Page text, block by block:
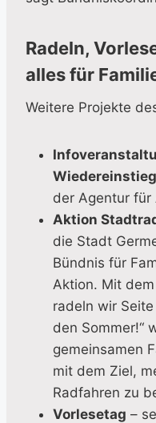
Radeln,
alles für
Weitere Projekte
der Agentur
Aktion
die Stadt
Bündnis für
Aktion. Mit dem
radeln wir
den Sommer!“
gemeinsamen
mit dem Ziel,
Radfahren zu
Vorlesetag –